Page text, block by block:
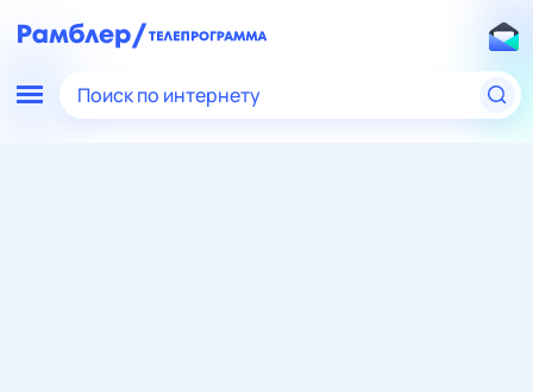
Поиск по интернету